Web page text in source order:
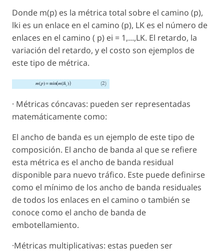
Donde m(p) es la métrica total sobre el camino (p),
lki es un enlace en el camino (p), LK es el número de
enlaces en el camino ( p) ei = 1,...,LK. El retardo, la
variación del retardo, y el costo son ejemplos de
este tipo de métrica.
· Métricas cóncavas: pueden ser representadas
matemáticamente como:
El ancho de banda es un ejemplo de este tipo de
composición. El ancho de banda al que se refiere
esta métrica es el ancho de banda residual
disponible para nuevo tráfico. Este puede definirse
como el mínimo de los ancho de banda residuales
de todos los enlaces en el camino o también se
conoce como el ancho de banda de
embotellamiento.
·Métricas multiplicativas: estas pueden ser